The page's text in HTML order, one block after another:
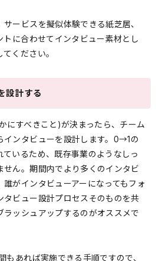
ービスを擬似体験できる紙芝居、
に合わせてインタビュー素材とし
ください。
設計する
にすべきこと)が決まったら、チーム
インタビューを設計します。0→1の
いるため、既存事業のようなしっ
ん。期間内でより多くのインタビ
がインタビューアーになってもフォ
タビュー設計プロセスそのものを共
ラッシュアップするのがオススメで
もあれば実施できる手順ですので、